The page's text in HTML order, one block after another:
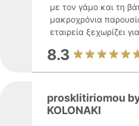
με τον γάμο και τη
μακροχρόνια
εταιρεία ξεχωρίζει
8.3
prosklitiriomou by
KOLONAKI